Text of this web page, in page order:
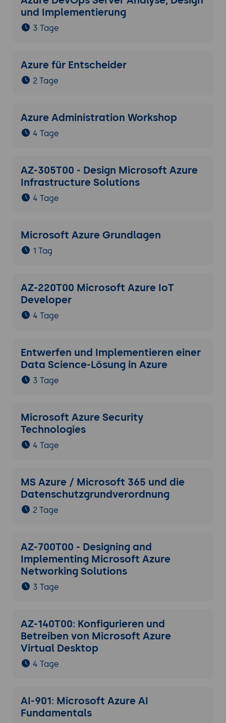
und Implementierung
3 Tage
Azure für Entscheider
2 Tage
Azure Administration Workshop
4 Tage
AZ-305T00 - Design Microsoft Azure
Infrastructure Solutions
4 Tage
Microsoft Azure Grundlagen
1 Tag
AZ-220T00 Microsoft Azure IoT
Developer
4 Tage
Entwerfen und Implementieren einer
Data Science-Lösung in Azure
3 Tage
Microsoft Azure Security
Technologies
4 Tage
MS Azure / Microsoft 365 und die
Datenschutzgrundverordnung
2 Tage
AZ-700T00 - Designing and
Implementing Microsoft Azure
Networking Solutions
3 Tage
AZ-140T00: Konfigurieren und
Betreiben von Microsoft Azure
Virtual Desktop
4 Tage
AI-901: Microsoft Azure AI
Fundamentals